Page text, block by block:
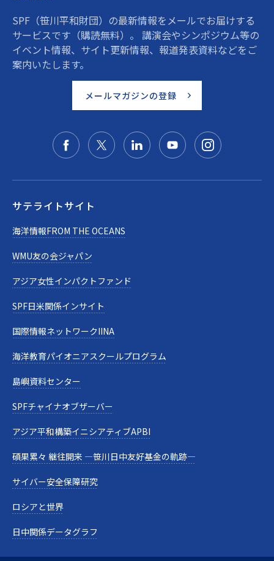
SPF（笹川平和財団）の最新情報をメールでお届けする
サービスです（購読無料）。 講演会やシンポジウム等の
イベント情報、サイト更新情報、報道発表資料などをご
案内いたします。
メールマガジンの登録
サテライトサイト
海洋情報FROM THE OCEANS
WMU友の会ジャパン
アジア女性インパクトファンド
SPF日米関係インサイト
国際情報ネットワークIINA
海洋教育パイオニアスクールプログラム
島嶼資料センター
SPFチャイナオブザーバー
アジア平和構築イニシアティブAPBI
碩果累々 継往開来 —笹川日中友好基金の軌跡—
サイバー安全保障研究
ロシアと世界
日中関係データグラフ